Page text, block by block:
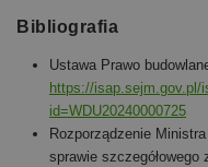
Bibliografia
Ustawa Prawo
https://
id=WDU20240000725
Rozporządzenie
sprawie